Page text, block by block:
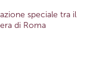
speciale tra il
di Roma